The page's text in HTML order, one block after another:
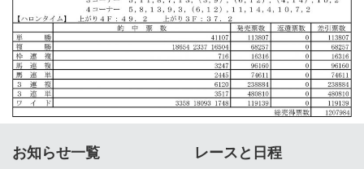
お知らせ一覧
レースと日程